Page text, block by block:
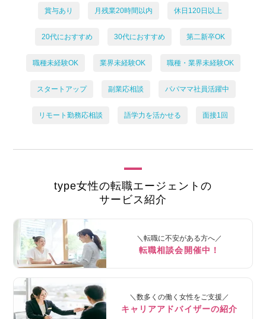
賞与あり 月残業20時間以内 休日120日以上
20代におすすめ 30代におすすめ 第二新卒OK
職種未経験OK 業界未経験OK 職種・業界未経験OK
スタートアップ 副業応相談 パパママ社員活躍中
リモート勤務応相談 語学力を活かせる 面接1回
type女性の転職エージェントの
サービス紹介
＼転職に不安がある方へ／
転職相談会開催中！
＼数多くの働く女性をご支援／
キャリアアドバイザーの紹介